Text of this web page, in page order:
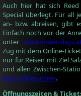
Auch hier hat sich
Special überlegt. Für all
an- bzw. abreisen, gibt
Einfach noch vor der
unter www.power-
Zug mit dem Online-
nur für Reisen mit Ziel
und allen Zwischen-
days.at/besuchen.
Öffnungszeiten &